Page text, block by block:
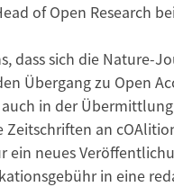
of Open Research
dass sich die Nature-
Übergang zu Open
auch in der
an
ein neues
in eine